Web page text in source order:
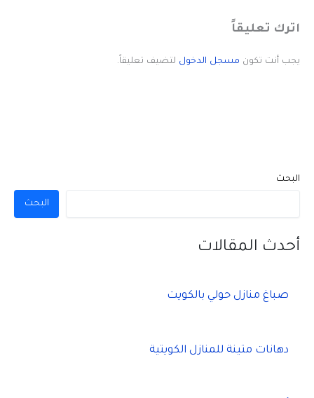
اترك تعليقاً
يجب أنت تكون مسجل الدخول لتضيف تعليقاً.
البحث
البحث
أحدث المقالات
صباغ منازل حولي بالكويت
دهانات متينة للمنازل الكويتية